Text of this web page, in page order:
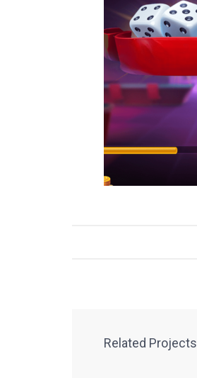
Related Projects